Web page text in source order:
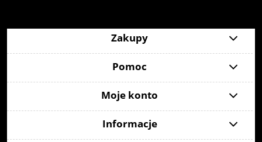
Zakupy
Pomoc
Moje konto
Informacje